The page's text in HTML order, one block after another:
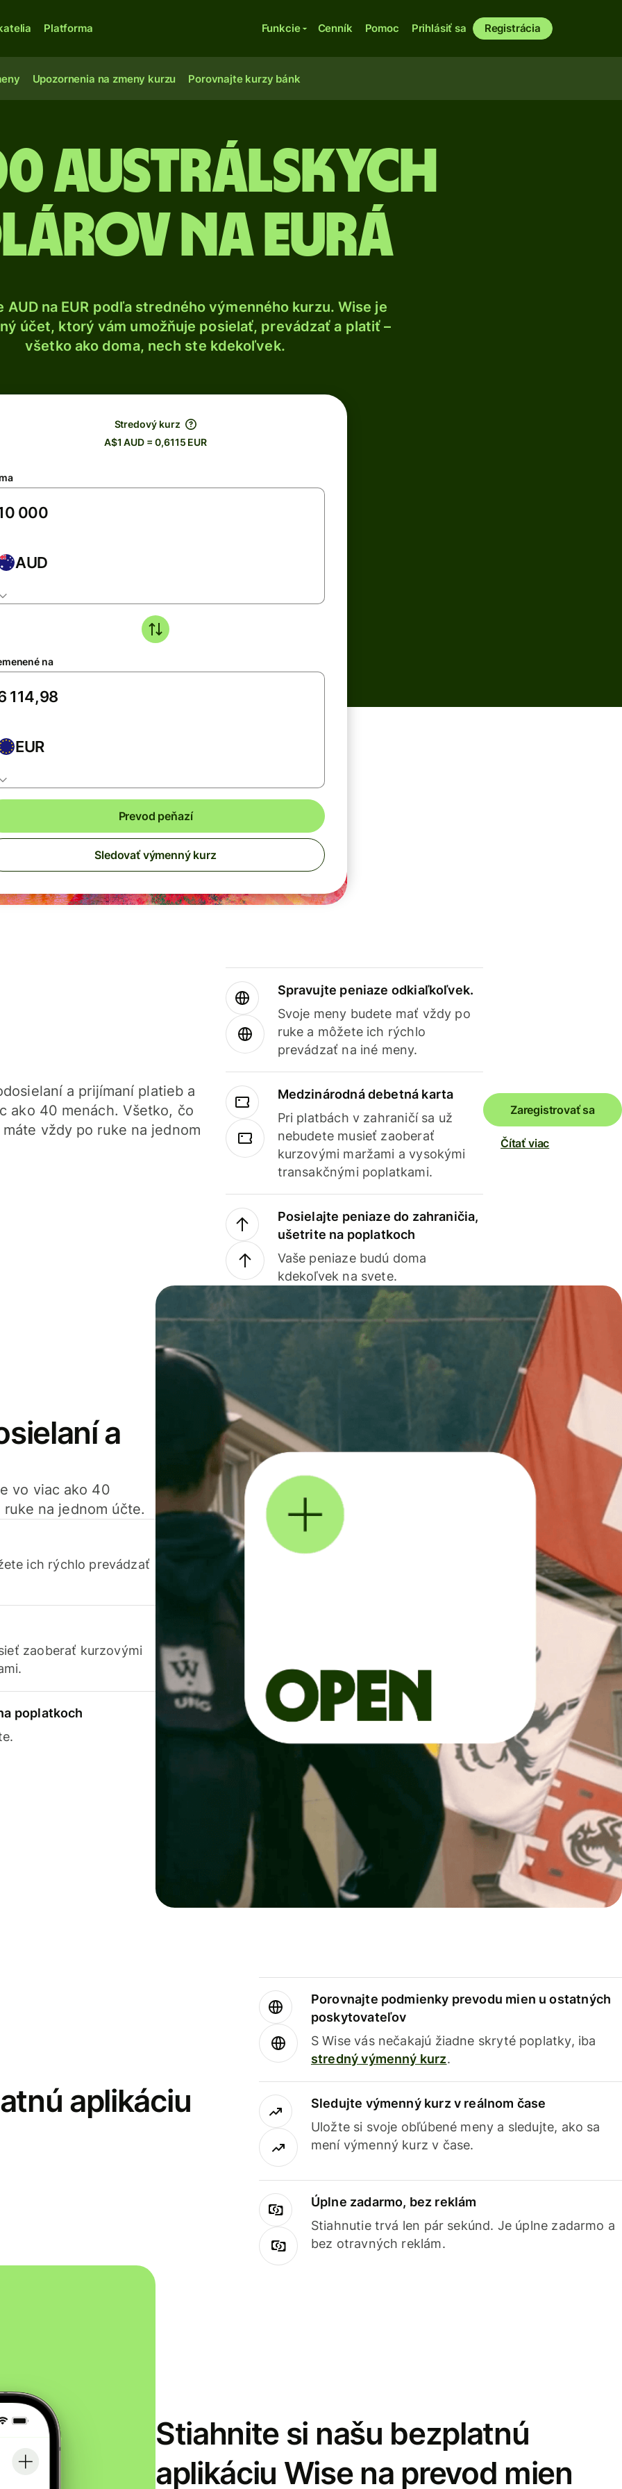
Platforma Funkcie Cenník Pomoc Prihlásiť sa Registrácia
Upozornenia na zmeny kurzu Porovnajte kurzy bánk
Austrálskych
na eurá
AUD na EUR podľa stredného výmenného kurzu. Wise je
účet, ktorý vám umožňuje posielať, prevádzať a platiť –
všetko ako doma, nech ste kdekoľvek.
Stredový kurz
A$1 AUD = 0,6115 EUR
AUD
na
EUR
Prevod peňazí
Sledovať výmenný kurz
a prijímaní platieb a
ako 40 menách. Všetko, čo
vždy po ruke na jednom
Spravujte peniaze odkiaľkoľvek.
Svoje meny budete mať vždy po
ruke a môžete ich rýchlo
prevádzať na iné meny.
Medzinárodná debetná karta
Pri platbách v zahraničí sa už
nebudete musieť zaoberať
kurzovými maržami a vysokými
transakčnými poplatkami.
Posielajte peniaze do zahraničia,
ušetrite na poplatkoch
Vaše peniaze budú doma
kdekoľvek na svete.
Zaregistrovať sa
Čítať viac
a
vo viac ako 40
na jednom účte.
ich rýchlo prevádzať
zaoberať kurzovými
poplatkoch
aplikáciu
Porovnajte podmienky prevodu mien u ostatných
poskytovateľov
S Wise vás nečakajú žiadne skryté poplatky, iba
stredný výmenný kurz.
Sledujte výmenný kurz v reálnom čase
Uložte si svoje obľúbené meny a sledujte, ako sa
mení výmenný kurz v čase.
Úplne zadarmo, bez reklám
Stiahnutie trvá len pár sekúnd. Je úplne zadarmo a
bez otravných reklám.
Stiahnite si našu bezplatnú
aplikáciu Wise na prevod mien